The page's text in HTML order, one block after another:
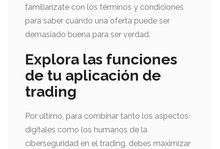
familiarízate con los términos y condiciones
para saber cuándo una oferta puede ser
demasiado buena para ser verdad.
Explora las funciones
de tu aplicación de
trading
Por último, para combinar tanto los aspectos
digitales como los humanos de la
ciberseguridad en el trading, debes maximizar